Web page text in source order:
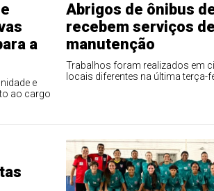
a
e
ao cargo
Abrigos de ônibus
recebem serviços de
manutenção
Trabalhos foram realizados em
locais diferentes na última terça-